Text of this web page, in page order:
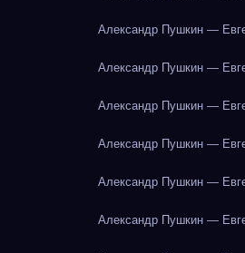
Александр Пушкин —
Александр Пушкин —
Александр Пушкин —
Александр Пушкин —
Александр Пушкин —
Александр Пушкин —